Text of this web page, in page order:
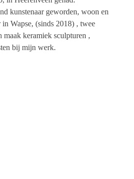
kunstenaar geworden, woon en
Wapse, (sinds 2018) , twee
keramiek sculpturen ,
bij mijn werk.